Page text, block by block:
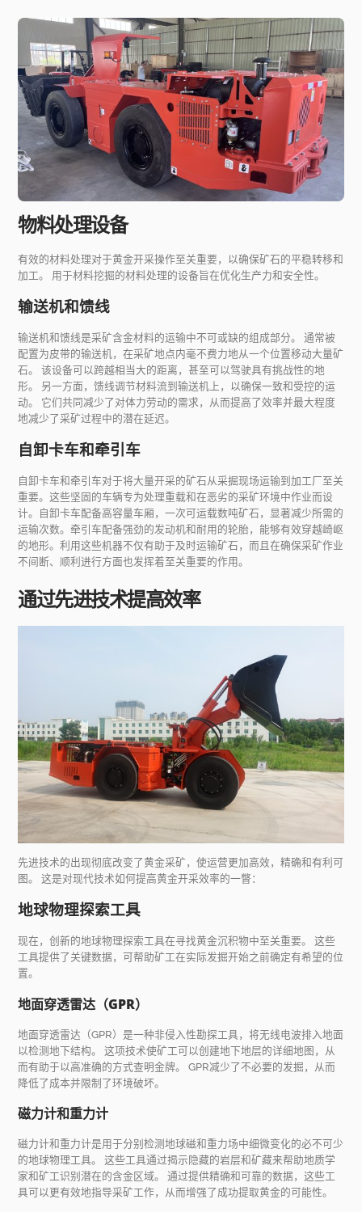
物料处理设备
有效的材料处理对于黄金开采操作至关重要，以确保矿石的平稳转移和
加工。 用于材料挖掘的材料处理的设备旨在优化生产力和安全性。
输送机和馈线
输送机和馈线是采矿含金材料的运输中不可或缺的组成部分。 通常被
配置为皮带的输送机，在采矿地点内毫不费力地从一个位置移动大量矿
石。 该设备可以跨越相当大的距离，甚至可以驾驶具有挑战性的地
形。 另一方面，馈线调节材料流到输送机上，以确保一致和受控的运
动。 它们共同减少了对体力劳动的需求，从而提高了效率并最大程度
地减少了采矿过程中的潜在延迟。
自卸卡车和牵引车
自卸卡车和牵引车对于将大量开采的矿石从采掘现场运输到加工厂至关
重要。这些坚固的车辆专为处理重载和在恶劣的采矿环境中作业而设
计。自卸卡车配备高容量车厢，一次可运载数吨矿石，显著减少所需的
运输次数。牵引车配备强劲的发动机和耐用的轮胎，能够有效穿越崎岖
的地形。利用这些机器不仅有助于及时运输矿石，而且在确保采矿作业
不间断、顺利进行方面也发挥着至关重要的作用。
通过先进技术提高效率
先进技术的出现彻底改变了黄金采矿，使运营更加高效，精确和有利可
图。 这是对现代技术如何提高黄金开采效率的一瞥：
地球物理探索工具
现在，创新的地球物理探索工具在寻找黄金沉积物中至关重要。 这些
工具提供了关键数据，可帮助矿工在实际发掘开始之前确定有希望的位
置。
地面穿透雷达（GPR）
地面穿透雷达（GPR）是一种非侵入性勘探工具，将无线电波排入地面
以检测地下结构。 这项技术使矿工可以创建地下地层的详细地图，从
而有助于以高准确的方式查明金牌。 GPR减少了不必要的发掘，从而
降低了成本并限制了环境破坏。
磁力计和重力计
磁力计和重力计是用于分别检测地球磁和重力场中细微变化的必不可少
的地球物理工具。 这些工具通过揭示隐藏的岩层和矿藏来帮助地质学
家和矿工识别潜在的含金区域。 通过提供精确和可靠的数据，这些工
具可以更有效地指导采矿工作，从而增强了成功提取黄金的可能性。